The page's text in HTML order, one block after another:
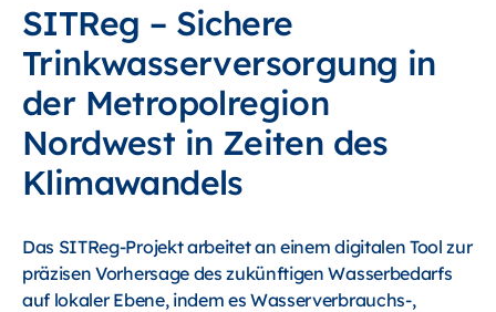
SITReg – Sichere
Trinkwasserversorgung in
der Metropolregion
Nordwest in Zeiten des
Klimawandels
Das SITReg-Projekt arbeitet an einem digitalen Tool zur
präzisen Vorhersage des zukünftigen Wasserbedarfs
auf lokaler Ebene, indem es Wasserverbrauchs-,